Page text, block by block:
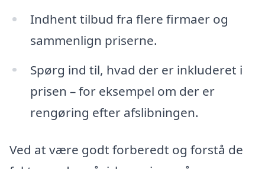
Indhent tilbud fra flere firmaer og
sammenlign priserne.
Spørg ind til, hvad der er inkluderet i
prisen – for eksempel om der er
rengøring efter afslibningen.
Ved at være godt forberedt og forstå de